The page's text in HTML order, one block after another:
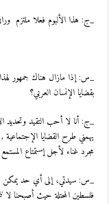
_ج: هذا الألبوم فعلا ملتزم
_س: إذا مازال هناك جمهور
بقضايا الإنسان العربي؟
_ج: أنا لا أحب التقيد وتحديد
يهمني طرح القضايا
مجرد غناء لأجل إستمتاع
_س: سيدتي، إلى أي حد يمكن
فلسطين المحتلة حيث أصبحنا